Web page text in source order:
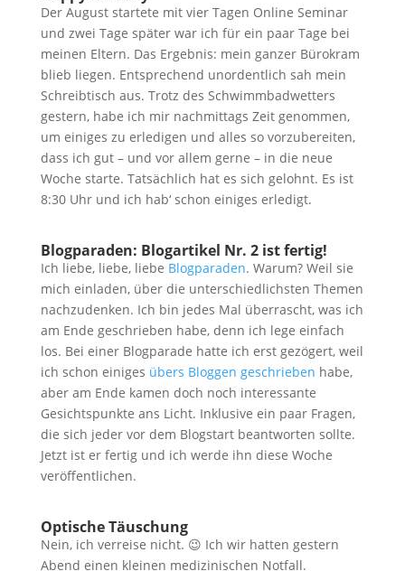
Der August startete mit vier Tagen Online Seminar
und zwei Tage später war ich für ein paar Tage bei
meinen Eltern. Das Ergebnis: mein ganzer Bürokram
blieb liegen. Entsprechend unordentlich sah mein
Schreibtisch aus. Trotz des Schwimmbadwetters
gestern, habe ich mir nachmittags Zeit genommen,
um einiges zu erledigen und alles so vorzubereiten,
dass ich gut – und vor allem gerne – in die neue
Woche starte. Tatsächlich hat es sich gelohnt. Es ist
8:30 Uhr und ich hab‘ schon einiges erledigt.
Blogparaden: Blogartikel Nr. 2 ist fertig!
Ich liebe, liebe, liebe Blogparaden. Warum? Weil sie
mich einladen, über die unterschiedlichsten Themen
nachzudenken. Ich bin jedes Mal überrascht, was ich
am Ende geschrieben habe, denn ich lege einfach
los. Bei einer Blogparade hatte ich erst gezögert, weil
ich schon einiges übers Bloggen geschrieben habe,
aber am Ende kamen doch noch interessante
Gesichtspunkte ans Licht. Inklusive ein paar Fragen,
die sich jeder vor dem Blogstart beantworten sollte.
Jetzt ist er fertig und ich werde ihn diese Woche
veröffentlichen.
Optische Täuschung
Nein, ich verreise nicht. 😉 Ich wir hatten gestern
Abend einen kleinen medizinischen Notfall.